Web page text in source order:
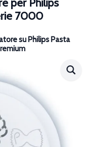
per Philips
7000
su Philips Pasta